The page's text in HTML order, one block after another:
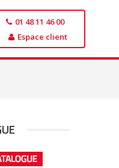
01 48 11 46 00
Espace client